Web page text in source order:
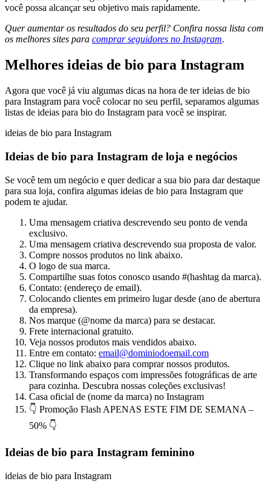
você possa alcançar seu objetivo mais rapidamente.
Quer aumentar os resultados do seu perfil? Confira nossa lista com
os melhores sites para comprar seguidores no Instagram.
Melhores ideias de bio para Instagram
Agora que você já viu algumas dicas na hora de ter ideias de bio
para Instagram para você colocar no seu perfil, separamos algumas
listas de ideias para bio do Instagram para você se inspirar.
ideias de bio para Instagram
Ideias de bio para Instagram de loja e negócios
Se você tem um negócio e quer dedicar a sua bio para dar destaque
para sua loja, confira algumas ideias de bio para Instagram que
podem te ajudar.
Uma mensagem criativa descrevendo seu ponto de venda
exclusivo.
Uma mensagem criativa descrevendo sua proposta de valor.
Compre nossos produtos no link abaixo.
O logo de sua marca.
Compartilhe suas fotos conosco usando #(hashtag da marca).
Contato: (endereço de email).
Colocando clientes em primeiro lugar desde (ano de abertura
da empresa).
Nos marque (@nome da marca) para se destacar.
Frete internacional gratuito.
Veja nossos produtos mais vendidos abaixo.
Entre em contato: email@dominiodoemail.com
Clique no link abaixo para comprar nossos produtos.
Transformando espaços com impressões fotográficas de arte
para cozinha. Descubra nossas coleções exclusivas!
Casa oficial de (nome da marca) no Instagram
👇 Promoção Flash APENAS ESTE FIM DE SEMANA –
50% 👇
Ideias de bio para Instagram feminino
ideias de bio para Instagram